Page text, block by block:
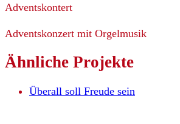
Adventskontert
Adventskonzert mit Orgelmusik
Ähnliche Projekte
Überall soll Freude sein